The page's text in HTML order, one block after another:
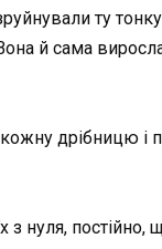
ту
й сама
дрібницю і
з нуля,